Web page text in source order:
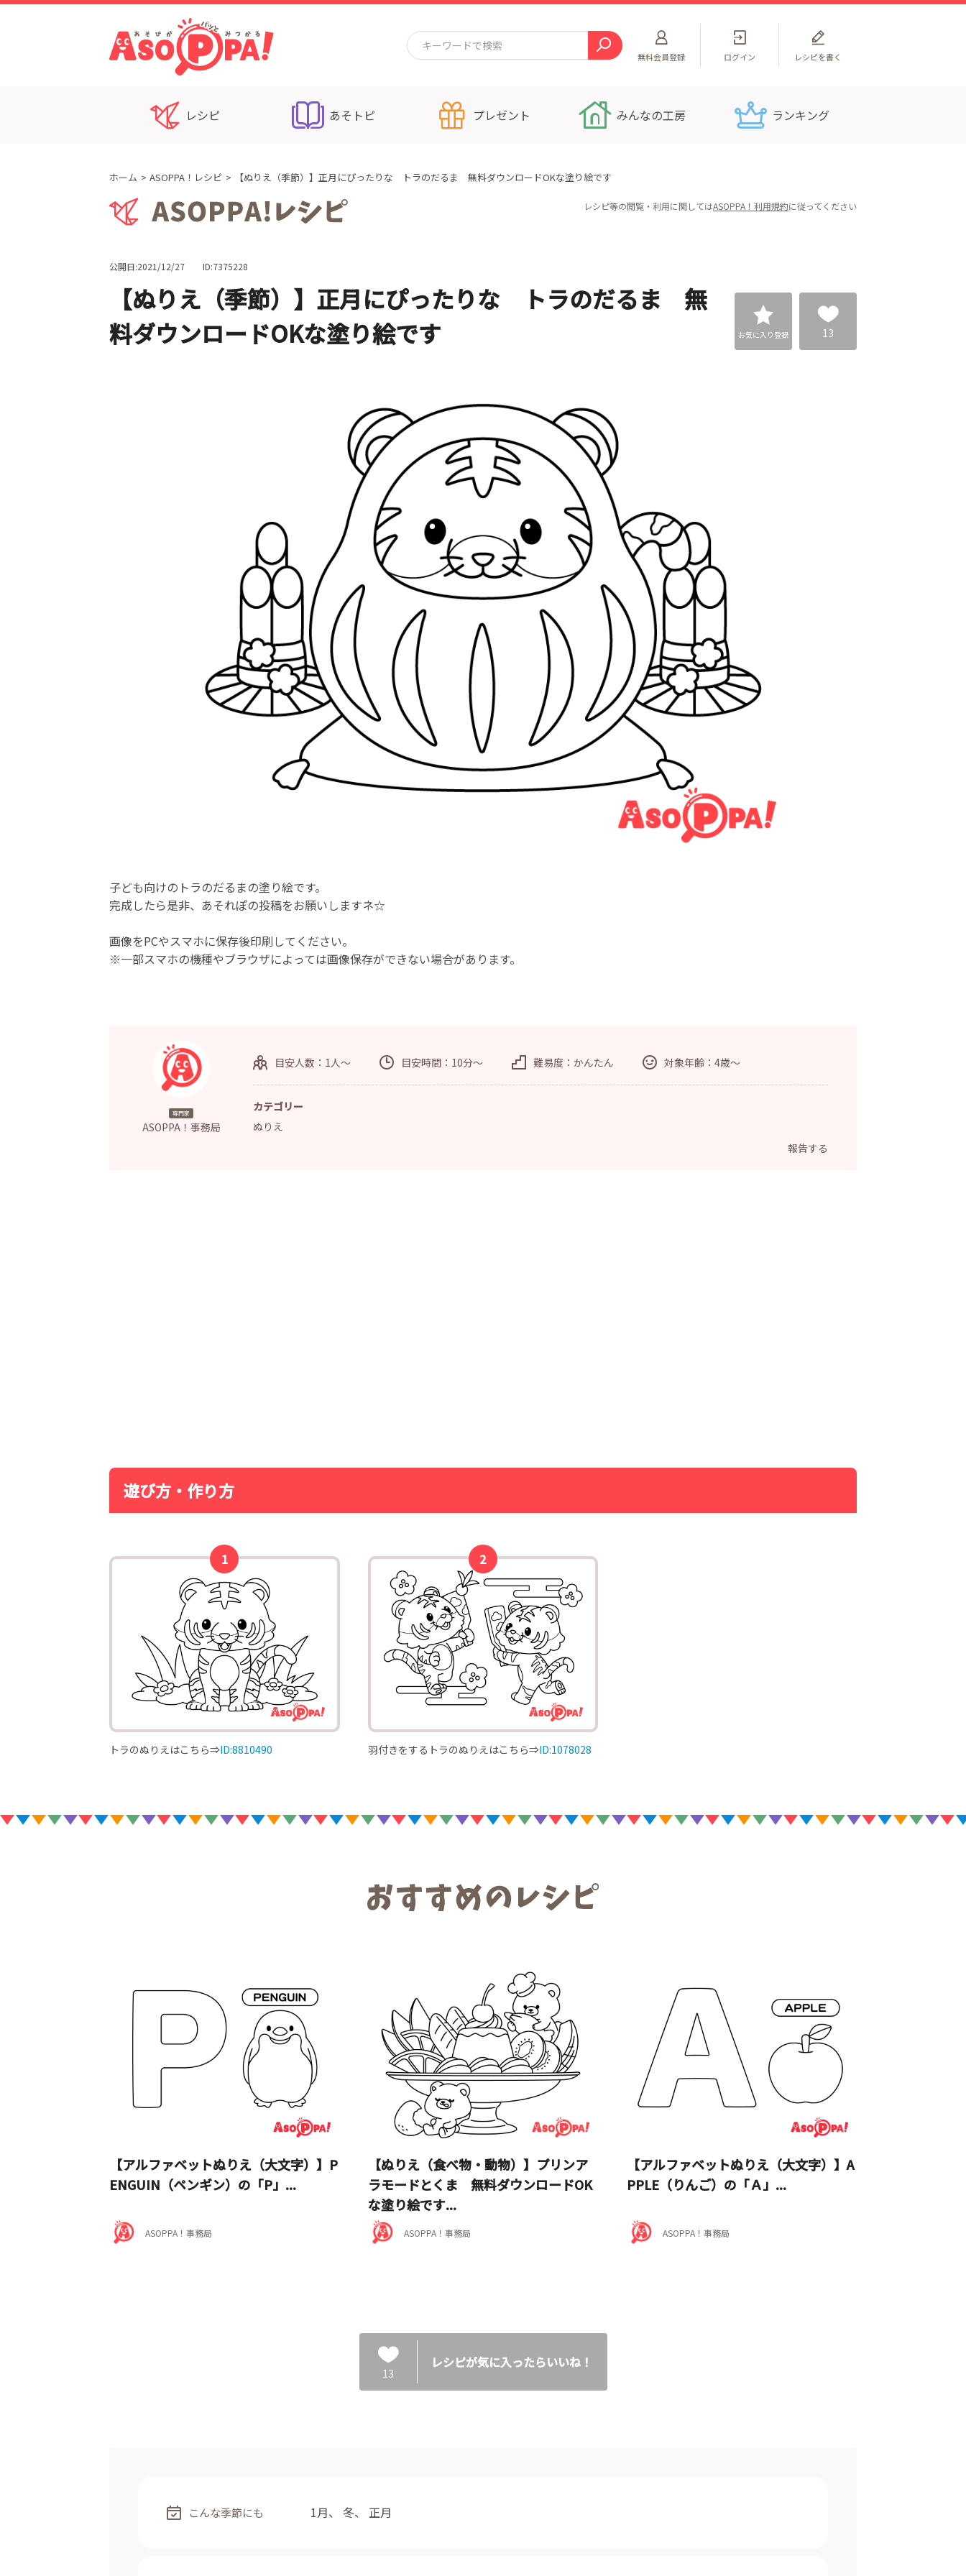
無料会員登録 ログイン レシピを書く
レシピ あそトピ プレゼント みんなの工房 ランキング
ホーム ASOPPA！レシピ 【ぬりえ（季節）】正月にぴったりな トラのだるま 無料ダウンロードOKな塗り絵です
レシピ等の閲覧・利用に関してはASOPPA！利用規約に従ってください
公開日:2021/12/27 ID:7375228
【ぬりえ（季節）】正月にぴったりな トラのだるま 無
料ダウンロードOKな塗り絵です
お気に入り登録 13
子ども向けのトラのだるまの塗り絵です。
完成したら是非、あそれぽの投稿をお願いしますネ☆
画像をPCやスマホに保存後印刷してください。
※一部スマホの機種やブラウザによっては画像保存ができない場合があります。
専門家
ASOPPA！事務局
目安人数：1人～ 目安時間：10分～ 難易度：かんたん 対象年齢：4歳～
カテゴリー
ぬりえ
報告する
遊び方・作り方
トラのぬりえはこちら⇒ID:8810490 羽付きをするトラのぬりえはこちら⇒ID:1078028
【アルファベットぬりえ（大文字）】P
ENGUIN（ペンギン）の「P」...
ASOPPA！事務局
【ぬりえ（食べ物・動物）】プリンア
ラモードとくま 無料ダウンロードOK
な塗り絵です...
ASOPPA！事務局
【アルファベットぬりえ（大文字）】A
PPLE（りんご）の「Ａ」...
ASOPPA！事務局
13
レシピが気に入ったらいいね！
こんな季節にも 1月、 冬、 正月